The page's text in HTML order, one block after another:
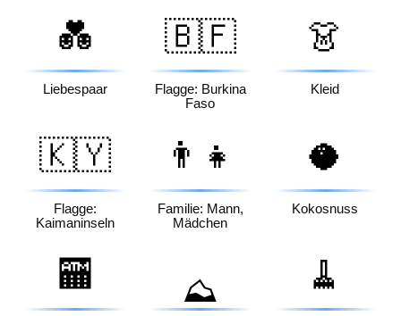
💑
Liebespaar
🇧🇫
Flagge: Burkina
Faso
👗
Kleid
🇰🇾
Flagge:
Kaimaninseln
👨‍👧
Familie: Mann,
Mädchen
🥥
Kokosnuss
🏧 ⛰️ 🧹